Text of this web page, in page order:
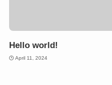
Hello world!
April 11, 2024